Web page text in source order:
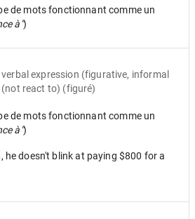
de mots fonctionnant comme un
à")
verbal expression (figurative, informal
(not react to) (figuré)
de mots fonctionnant comme un
à")
he doesn't blink at paying $800 for a